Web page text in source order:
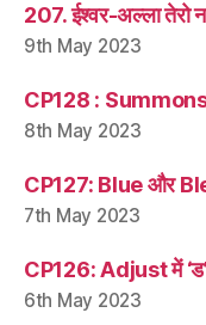
207. ईश्वर-अल्ला तेरो
9th May 2023
CP128 : Summons
8th May 2023
CP127: Blue और
7th May 2023
CP126: Adjust में ‘ड’
6th May 2023